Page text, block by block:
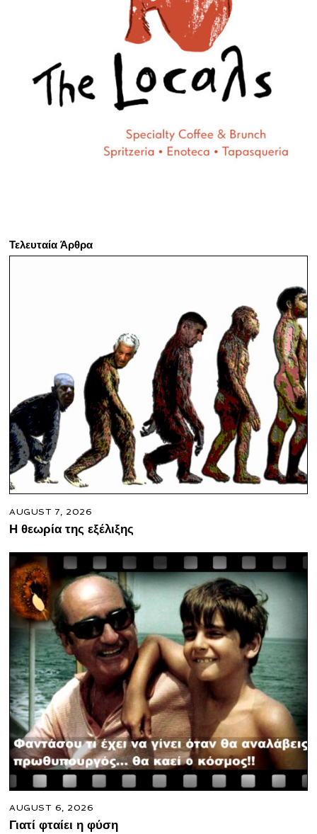
Τελευταία Άρθρα
AUGUST 7, 2026
Η θεωρία της εξέλιξης
AUGUST 6, 2026
Γιατί φταίει η φύση